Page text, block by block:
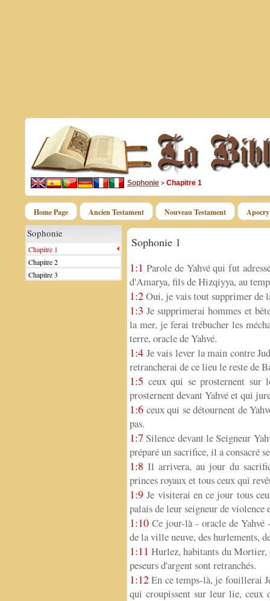
Sophonie > Chapitre 1
Home Page Ancien Testament Nouveau Testament
Sophonie
Chapitre 1
Chapitre 2
Chapitre 3
Sophonie 1
1:1 Parole de Yahvé qui fut
d'Amarya, fils de Hizqiyya, au
1:2Oui, je vais tout supprimer de
1:3 Je supprimerai hommes et
la mer, je ferai trébucher les
terre, oracle de Yahvé.
1:4 Je vais lever la main contre
retrancherai de ce lieu le reste de
1:5 ceux qui se prosternent sur
prosternent devant Yahvé et qui
1:6 ceux qui se détournent de
pas.
1:7 Silence devant le Seigneur
préparé un sacrifice, il a consacré
1:8 Il arrivera, au jour du
princes royaux et tous ceux qui
1:9 Je visiterai en ce jour tous
palais de leur seigneur de violence
1:10 Ce jour-là - oracle de Yahvé
de la ville neuve, des hurlements,
1:11 Hurlez, habitants du Mortier,
peseurs d'argent sont retranchés.
1:12En ce temps-là, je fouillerai
qui croupissent sur leur lie, ceux